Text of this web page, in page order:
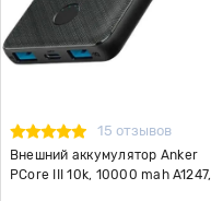
15 отзывов
Внешний аккумулятор Anker
PCore III 10k, 10000 mah A1247,